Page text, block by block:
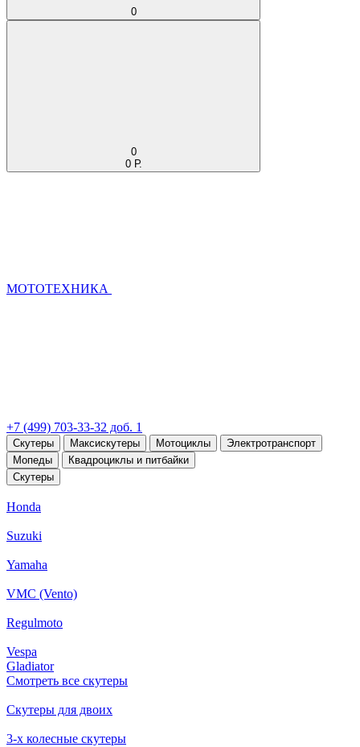
0
0
0 Р.
МОТОТЕХНИКА
+7 (499) 703-33-32 доб. 1
Скутеры Максискутеры Мотоциклы
Электротранспорт
Мопеды
Квадроциклы и питбайки
Скутеры
Honda
Suzuki
Yamaha
VMC (Vento)
Regulmoto
Vespa
Gladiator
Смотреть все скутеры
Скутеры для двоих
3-х колесные скутеры